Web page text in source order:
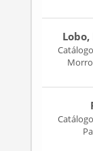
Lobo,